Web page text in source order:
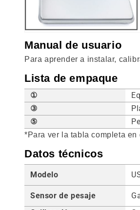
Manual de usuario
Para aprender a instalar,
Lista de empaque
①
③
⑤
*Para ver la tabla completa
Datos técnicos
Modelo
Sensor de pesaje